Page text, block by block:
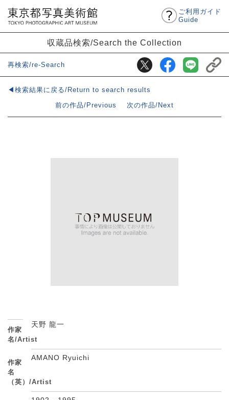
ご利用ガイド
Guide
収蔵品検索/Search the Collection
再検索/re-Search
◀検索結果に戻る/Return to search results
前の作品/Previous
次の作品/Next
作家
名/Artist
天野 龍一
作家
名
（英）/Artist
AMANO Ryuichi